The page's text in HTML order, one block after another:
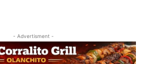
- Advertisment -